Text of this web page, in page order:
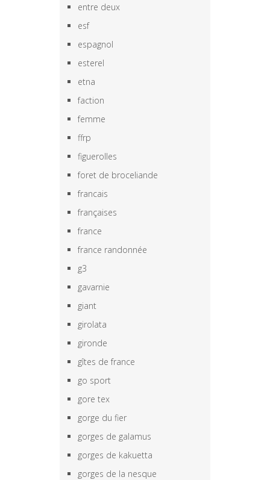
entre deux
esf
espagnol
esterel
etna
faction
femme
ffrp
figuerolles
foret de broceliande
francais
françaises
france
france randonnée
g3
gavarnie
giant
girolata
gironde
gîtes de france
go sport
gore tex
gorge du fier
gorges de galamus
gorges de kakuetta
gorges de la nesque